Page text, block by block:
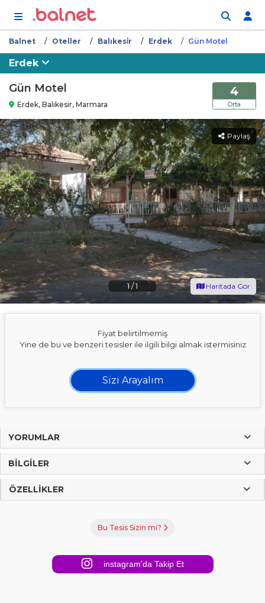
Balnet Oteller Balıkesi̇r Erdek Gün Motel
Erdek
Gün Motel
Erdek, Balıkesir, Marmara
4
Orta
1/1
Paylaş
Haritada Gör
Fiyat belirtilmemiş
Yine de bu ve benzeri tesisler ile ilgili bilgi almak istermisiniz
Sizi Arayalım
YORUMLAR
BILGILER
ÖZELLIKLER
Bu Tesis Sizin mi?
instagram'da Takip Et